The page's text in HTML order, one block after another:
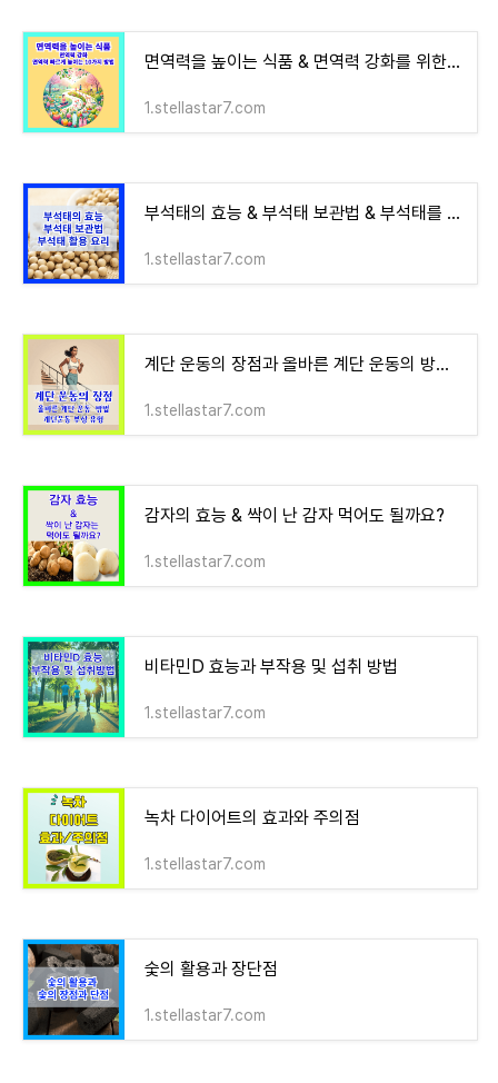
면역력을 높이는 식품 & 면역력 강화를 위한 운동 및 라이프 스타일 변화& 면역력을 빠르게 높이
1.stellastar7.com
부석태의 효능 & 부석태 보관법 & 부석태를 활용한 요리 방법
1.stellastar7.com
계단 운동의 장점과 올바른 계단 운동의 방법 & 계단 운동 중 자주 발생하는 부상 유형과 예방 방
1.stellastar7.com
감자의 효능 & 싹이 난 감자 먹어도 될까요?
1.stellastar7.com
비타민D 효능과 부작용 및 섭취 방법
1.stellastar7.com
녹차 다이어트의 효과와 주의점
1.stellastar7.com
숯의 활용과 장단점
1.stellastar7.com